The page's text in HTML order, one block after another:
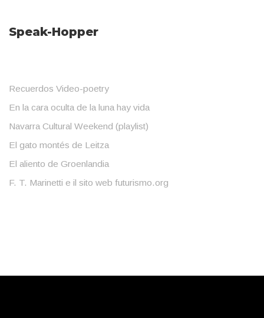
Speak-Hopper
Recuerdos Video-poetry
En la cara oculta de la luna hay vida
Navarra Cultural Weekend (playlist)
El gato montés de Leitza
El aliento de Groenlandia
F. T. Marinetti e il sito web futurismo.org